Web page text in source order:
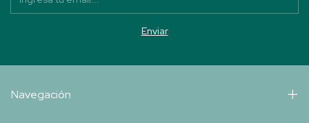
Navegación